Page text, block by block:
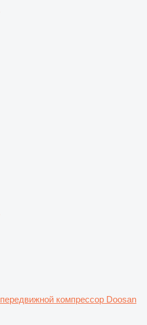
передвижной компрессор Doosan